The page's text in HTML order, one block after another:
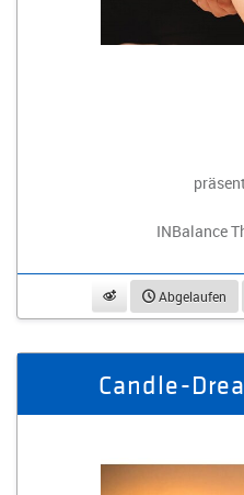
INBalance
beobachtenAbgelaufen
Candle-